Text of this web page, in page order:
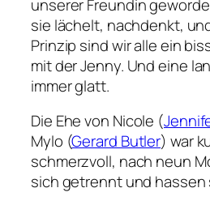
unserer Freundin
sie lächelt, nachdenkt,
Prinzip sind wir alle ein
mit der Jenny. Und eine
immer glatt.
Die Ehe von Nicole (
Mylo (Gerard Butler) war
schmerzvoll, nach neun
sich getrennt und hassen